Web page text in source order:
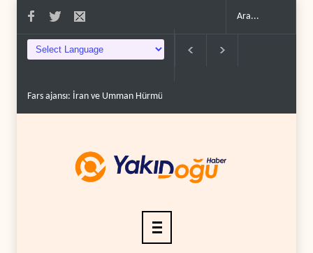
Fars ajansı: İran ve Umman Hürmüz Boğazı için geçiş..